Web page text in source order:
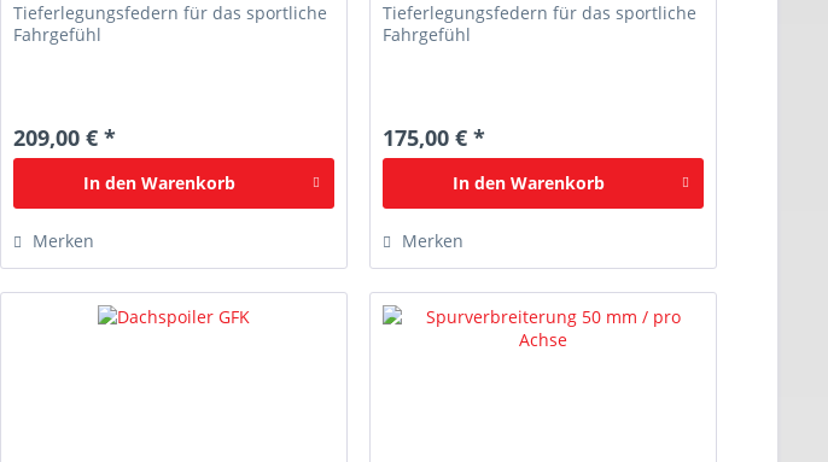
Tieferlegungsfedern für das sportliche
Fahrgefühl
209,00 € *
In den Warenkorb
Merken
Tieferlegungsfedern für das sportliche
Fahrgefühl
175,00 € *
In den Warenkorb
Merken